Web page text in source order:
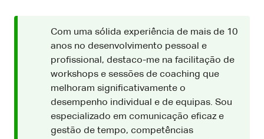
Com uma sólida experiência de mais de 10
anos no desenvolvimento pessoal e
profissional, destaco-me na facilitação de
workshops e sessões de coaching que
melhoram significativamente o
desempenho individual e de equipas. Sou
especializado em comunicação eficaz e
gestão de tempo, competências